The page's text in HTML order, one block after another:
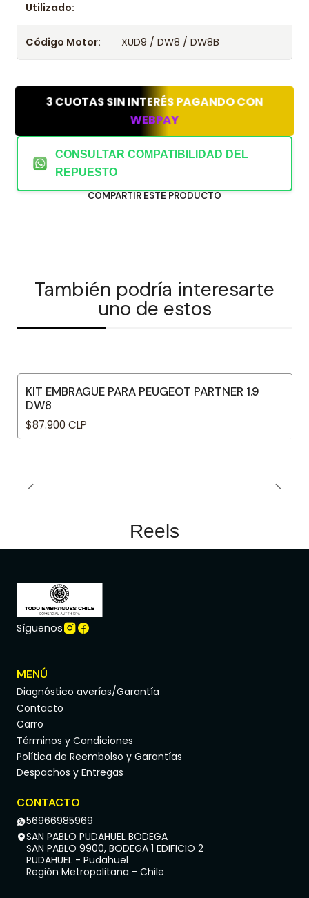
Utilizado:
Código Motor: XUD9 / DW8 / DW8B
3 CUOTAS SIN INTERÉS PAGANDO CON
WEBPAY
CONSULTAR COMPATIBILIDAD DEL
REPUESTO
COMPARTIR ESTE PRODUCTO
También podría interesarte
uno de estos
KIT EMBRAGUE PARA PEUGEOT PARTNER 1.9
DW8
$87.900 CLP
Reels
Síguenos
MENÚ
Diagnóstico averías/Garantía
Contacto
Carro
Términos y Condiciones
Política de Reembolso y Garantías
Despachos y Entregas
CONTACTO
56966985969
SAN PABLO PUDAHUEL BODEGA
SAN PABLO 9900, BODEGA 1 EDIFICIO 2
PUDAHUEL - Pudahuel
Región Metropolitana - Chile